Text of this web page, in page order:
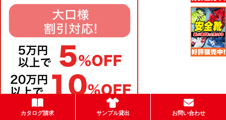
カタログ請求 サンプル貸出 お問い合わせ